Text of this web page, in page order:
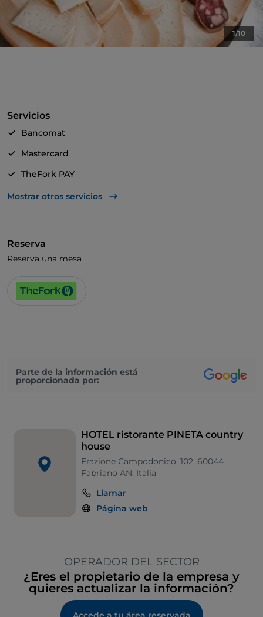
1/10
Servicios
Bancomat
Mastercard
TheFork PAY
UnionPay via TheFork PAY
Se admiten animales
Cena con espectáculo
Se habla francés
Wi-Fi
Mostrar otros servicios
Reserva
Reserva una mesa
Parte de la información está
proporcionada por:
HOTEL ristorante PINETA country
house
Frazione Campodonico, 102, 60044
Fabriano AN, Italia
Llamar
Página web
OPERADOR DEL SECTOR
¿Eres el propietario de la empresa y
quieres actualizar la información?